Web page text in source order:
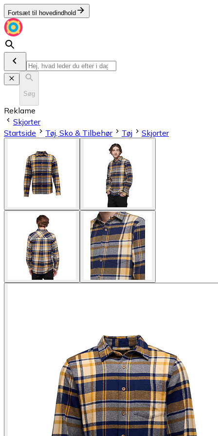
Fortsæt til hovedindhold
Søg
Reklame
Skjorter
Startside
Tøj, Sko & Tilbehør Tøj Skjorter